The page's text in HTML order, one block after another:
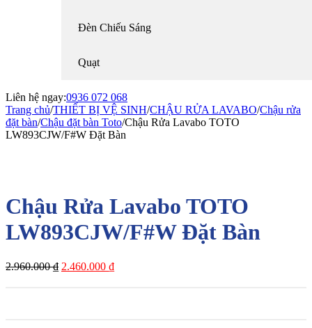
Đèn Chiếu Sáng
Quạt
Liên hệ ngay:0936 072 068
Trang chủ/THIẾT BỊ VỆ SINH/CHẬU RỬA LAVABO/Chậu rửa
đặt bàn/Chậu đặt bàn Toto/Chậu Rửa Lavabo TOTO
LW893CJW/F#W Đặt Bàn
Chậu Rửa Lavabo TOTO
LW893CJW/F#W Đặt Bàn
2.960.000₫ Giá
2.460.000 ₫Giá